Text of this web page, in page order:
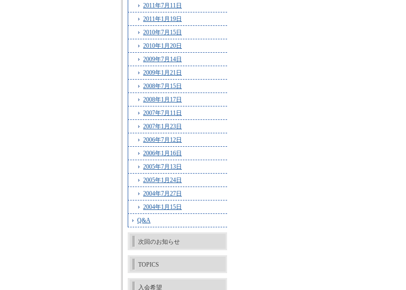
2011年7月11日
2011年1月19日
2010年7月15日
2010年1月20日
2009年7月14日
2009年1月21日
2008年7月15日
2008年1月17日
2007年7月11日
2007年1月23日
2006年7月12日
2006年1月16日
2005年7月13日
2005年1月24日
2004年7月27日
2004年1月15日
Q&A
次回のお知らせ
TOPICS
入会希望